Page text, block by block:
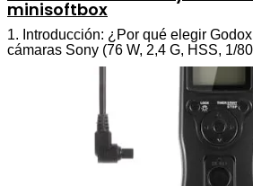
minisoftbox
1. Introducción: ¿Por qué elegir
cámaras Sony (76 W, 2,4 G, HSS, 1/